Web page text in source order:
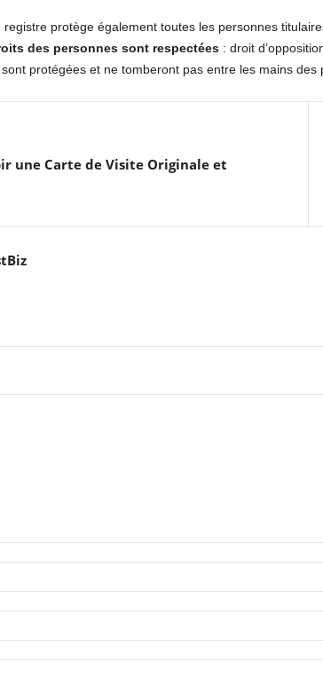
registre protège également toutes les personnes
des personnes sont respectées : droit
protégées et ne tomberont pas entre les mains des
une Carte de Visite Originale et